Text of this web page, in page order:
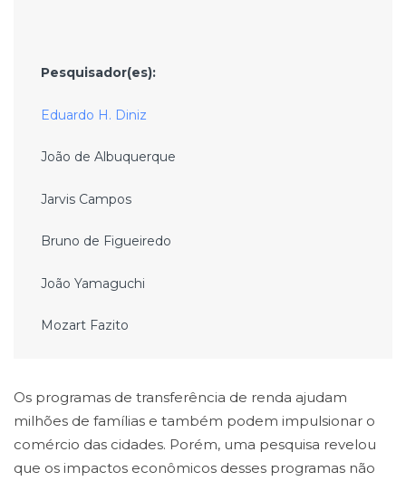
Pesquisador(es):
Eduardo H. Diniz
João de Albuquerque
Jarvis Campos
Bruno de Figueiredo
João Yamaguchi
Mozart Fazito
Os programas de transferência de renda ajudam
milhões de famílias e também podem impulsionar o
comércio das cidades. Porém, uma pesquisa revelou
que os impactos econômicos desses programas não